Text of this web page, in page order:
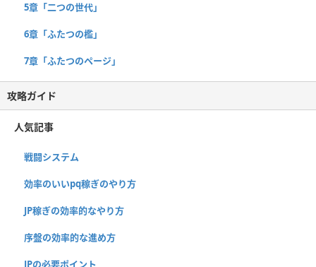
5章「二つの世代」
6章「ふたつの檻」
7章「ふたつのページ」
攻略ガイド
人気記事
戦闘システム
効率のいいpq稼ぎのやり方
JP稼ぎの効率的なやり方
序盤の効率的な進め方
JPの必要ポイント